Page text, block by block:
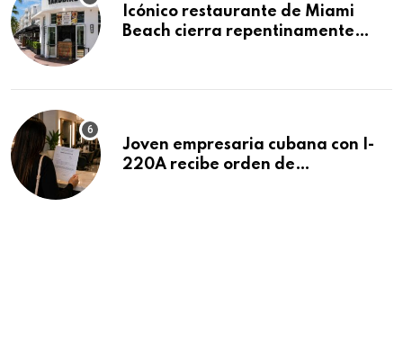
Icónico restaurante de Miami
Beach cierra repentinamente
Joven empresaria cubana con I-
220A recibe orden de